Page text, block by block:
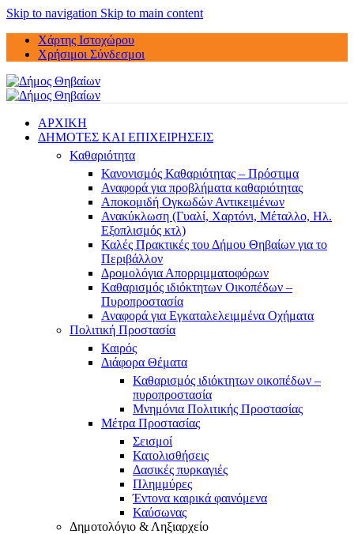
Skip to navigation Skip to main content
Χάρτης Ιστοχώρου
Χρήσιμοι Σύνδεσμοι
ΑΡΧΙΚΗ
ΔΗΜΟΤΕΣ ΚΑΙ ΕΠΙΧΕΙΡΗΣΕΙΣ
Καθαριότητα
Κανονισμός Καθαριότητας – Πρόστιμα
Αναφορά για προβλήματα καθαριότητας
Αποκομιδή Ογκωδών Αντικειμένων
Ανακύκλωση (Γυαλί, Χαρτόνι, Μέταλλο, Ηλ.
Εξοπλισμός κτλ)
Καλές Πρακτικές του Δήμου Θηβαίων για το
Περιβάλλον
Δρομολόγια Απορριμματοφόρων
Καθαρισμός ιδιόκτητων Οικοπέδων –
Πυροπροστασία
Αναφορά για Εγκαταλελειμμένα Οχήματα
Πολιτική Προστασία
Καιρός
Διάφορα Θέματα
Καθαρισμός ιδιόκτητων οικοπέδων –
πυροπροστασία
Μνημόνια Πολιτικής Προστασίας
Μέτρα Προστασίας
Σεισμοί
Κατολισθήσεις
Δασικές πυρκαγιές
Πλημμύρες
Έντονα καιρικά φαινόμενα
Καύσωνας
Δημοτολόγιο & Ληξιαρχείο